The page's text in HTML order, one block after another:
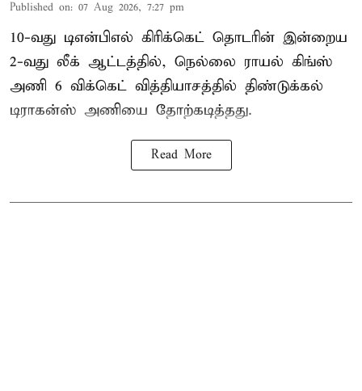
Published on: 07 Aug 2026, 7:27 pm
10-வது டிஎன்பிஎல் கிரிக்கெட் தொடரின் இன்றைய
2-வது லீக் ஆட்டத்தில், நெல்லை ராயல் கிங்ஸ்
அணி 6 விக்கெட் வித்தியாசத்தில் திண்டுக்கல்
டிராகன்ஸ் அணியை தோற்கடித்தது.
Read More